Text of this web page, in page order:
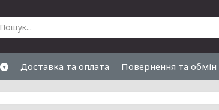
Доставка та оплата Повернення та обмін